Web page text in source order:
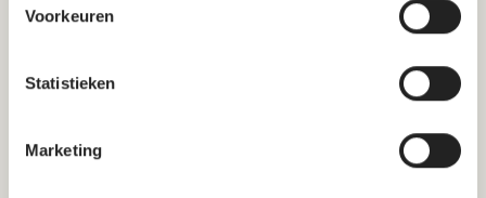
Voorkeuren
Statistieken
Marketing